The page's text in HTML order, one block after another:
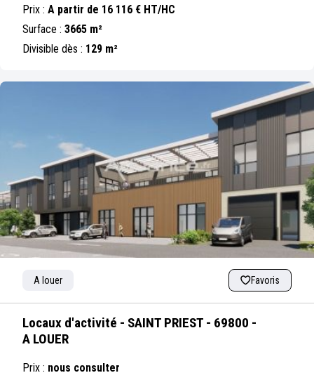
Prix : A partir de 16 116 € HT/HC
Surface : 3665 m²
Divisible dès : 129 m²
A louer Favoris
Locaux d'activité - SAINT PRIEST - 69800 -
A LOUER
Prix : nous consulter